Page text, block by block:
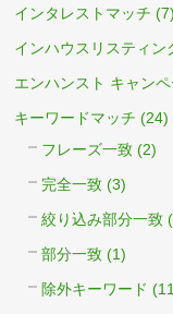
インタレストマッチ (7)
インハウスリスティン
エンハンスト キャン
キーワードマッチ (24)
フレーズ一致 (2)
完全一致 (3)
絞り込み部分一致
部分一致 (1)
除外キーワード